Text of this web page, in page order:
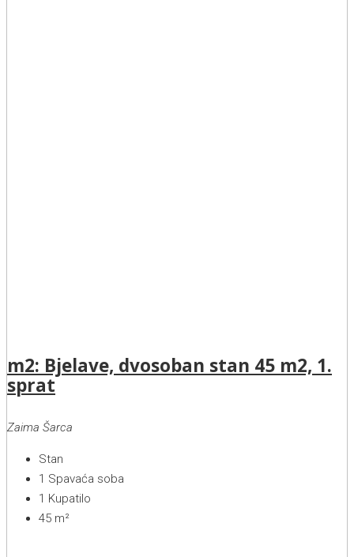
m2: Bjelave, dvosoban stan 45 m2, 1.
sprat
Zaima Šarca
Stan
1 Spavaća soba
1 Kupatilo
45 m²